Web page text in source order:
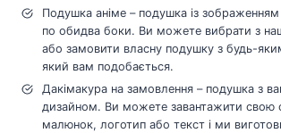
Подушка аніме – подушка із
по обидва боки. Ви можете вибрати з
або замовити власну подушку з будь-
який вам подобається.
Дакімакура на замовлення – подушка з
дизайном. Ви можете завантажити свою
малюнок, логотип або текст і ми